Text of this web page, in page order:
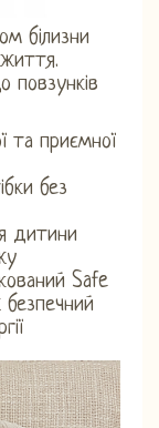
білизни
повзунків
та приємної
без
дитини
Safe